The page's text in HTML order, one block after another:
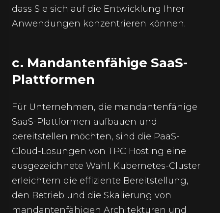
dass Sie sich auf die Entwicklung Ihrer
Anwendungen konzentrieren können.
c. Mandantenfähige SaaS-
Plattformen
Für Unternehmen, die mandantenfähige
SaaS-Plattformen aufbauen und
bereitstellen möchten, sind die PaaS-
Cloud-Lösungen von TPC Hosting eine
ausgezeichnete Wahl. Kubernetes-Cluster
erleichtern die effiziente Bereitstellung,
den Betrieb und die Skalierung von
mandantenfähigen Architekturen und